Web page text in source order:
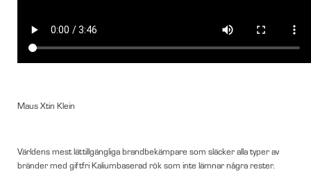
Maus Xtin Klein
Världens mest lättillgängliga brandbekämpare som släcker alla typer av
bränder med giftfri Kaliumbaserad rök som inte lämnar några rester.